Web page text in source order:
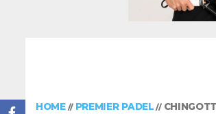
HOME// PREMIER PADEL //